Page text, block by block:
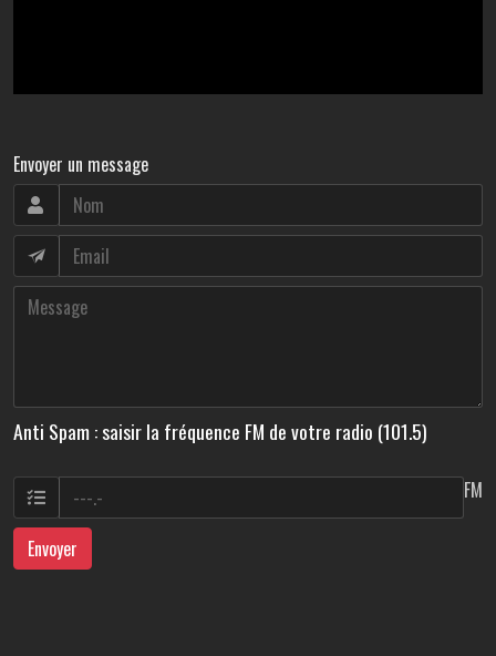
Envoyer un message
Anti Spam : saisir la fréquence FM de votre radio (101.5)
FM
Envoyer